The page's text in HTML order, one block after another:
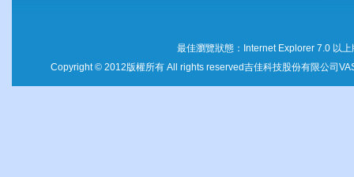
最佳瀏覽狀態： Internet Explorer 7.0 以
Copyright © 2012版權所有 All rights reserved吉佳科技股份有限公司